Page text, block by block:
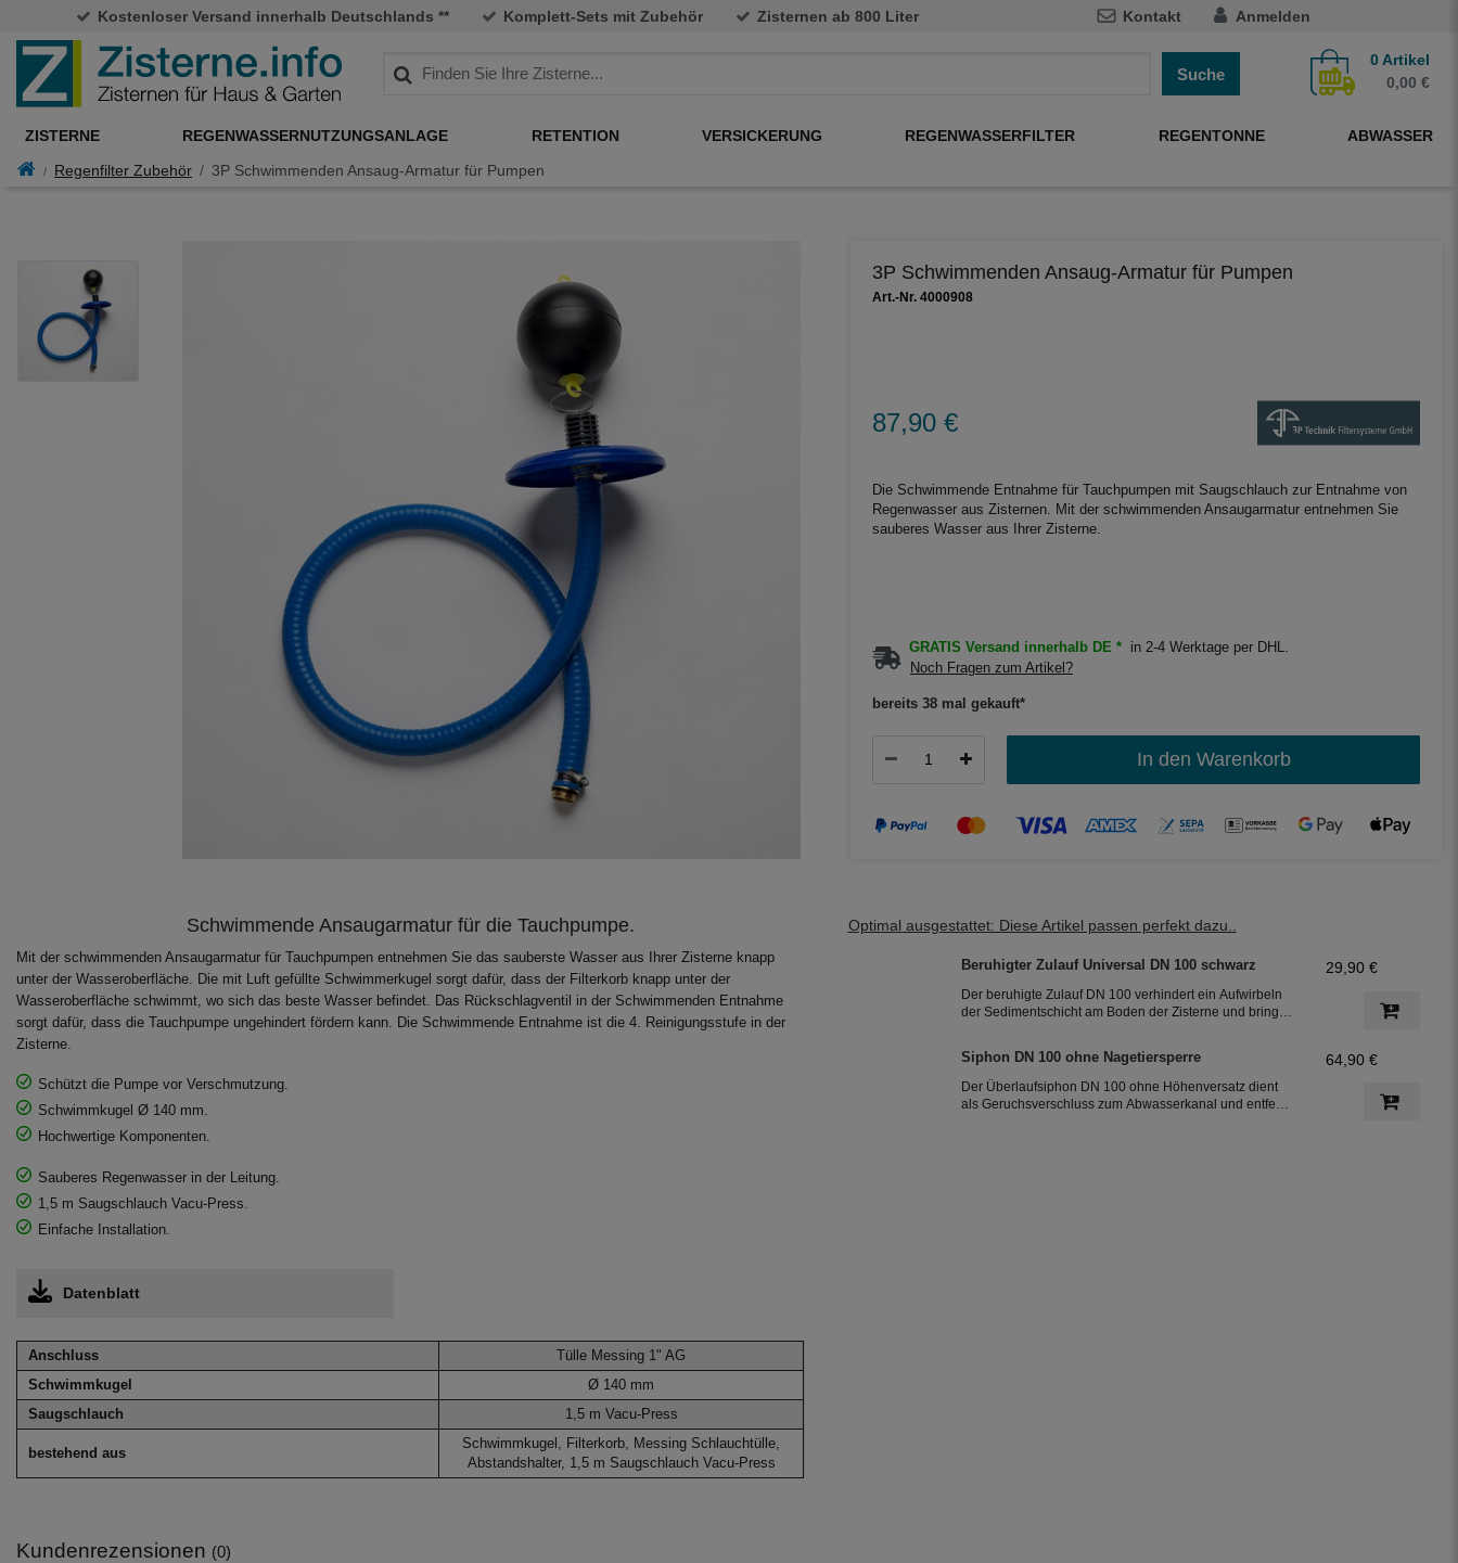
Kostenloser Versand innerhalb Deutschlands ** Komplett-Sets mit Zubehör Zisternen ab 800 Liter Kontakt Anmelden
Suche
0Artikel
0,00 €
ZISTERNE REGENWASSERNUTZUNGSANLAGE RETENTION VERSICKERUNG REGENWASSERFILTER REGENTONNE ABWASSER
Regenfilter Zubehör 3P Schwimmenden Ansaug-Armatur für Pumpen
3P Schwimmenden Ansaug-Armatur für Pumpen
Art.-Nr. 4000908
87,90 €
Die Schwimmende Entnahme für Tauchpumpen mit Saugschlauch zur Entnahme von
Regenwasser aus Zisternen. Mit der schwimmenden Ansaugarmatur entnehmen Sie
sauberes Wasser aus Ihrer Zisterne.
GRATIS Versand innerhalb DE *
in 2-4 Werktage per DHL.
Noch Fragen zum Artikel?
bereits 38 mal gekauft*
In den Warenkorb
Schwimmende Ansaugarmatur für die Tauchpumpe.
Mit der schwimmenden Ansaugarmatur für Tauchpumpen entnehmen Sie das sauberste Wasser aus Ihrer Zisterne knapp
unter der Wasseroberfläche. Die mit Luft gefüllte Schwimmerkugel sorgt dafür, dass der Filterkorb knapp unter der
Wasseroberfläche schwimmt, wo sich das beste Wasser befindet. Das Rückschlagventil in der Schwimmenden Entnahme
sorgt dafür, dass die Tauchpumpe ungehindert fördern kann. Die Schwimmende Entnahme ist die 4. Reinigungsstufe in der
Zisterne.
Schützt die Pumpe vor Verschmutzung.
Schwimmkugel Ø 140 mm.
Hochwertige Komponenten.
Sauberes Regenwasser in der Leitung.
1,5 m Saugschlauch Vacu-Press.
Einfache Installation.
Datenblatt
Anschluss
Tülle Messing 1" AG
Schwimmkugel
Ø 140 mm
Saugschlauch
1,5 m Vacu-Press
bestehend aus
Schwimmkugel, Filterkorb, Messing Schlauchtülle,
Abstandshalter, 1,5 m Saugschlauch Vacu-Press
Optimal ausgestattet: Diese Artikel passen perfekt dazu..
Beruhigter Zulauf Universal DN 100 schwarz
Der beruhigte Zulauf DN 100 verhindert ein Aufwirbeln
der Sedimentschicht am Boden der Zisterne und bringt
ist die 2. Reinigungsstufe in der Zisterne.
29,90 €
Siphon DN 100 ohne Nagetiersperre
Der Überlaufsiphon DN 100 ohne Höhenversatz dient
als Geruchsverschluss zum Abwasserkanal und entfernt
64,90 €
Kundenrezensionen (0)